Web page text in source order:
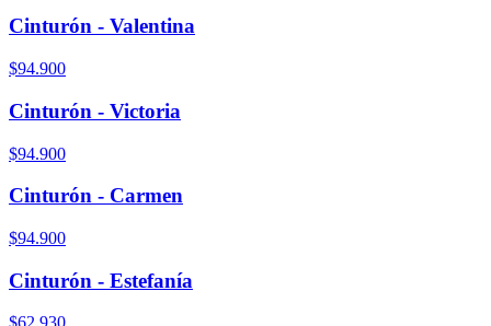
Cinturón - Valentina
$94.900
Cinturón - Victoria
$94.900
Cinturón - Carmen
$94.900
Cinturón - Estefanía